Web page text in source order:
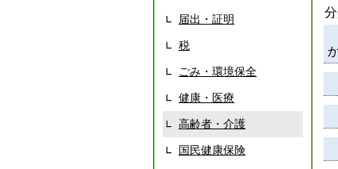
届出・証明
税
ごみ・環境保全
健康・医療
高齢者・介護
国民健康保険
分